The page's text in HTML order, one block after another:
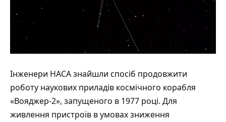
Інженери НАСА знайшли спосіб продовжити
роботу наукових приладів космічного корабля
«Вояджер-2», запущеного в 1977 році. Для
живлення пристроїв в умовах зниження